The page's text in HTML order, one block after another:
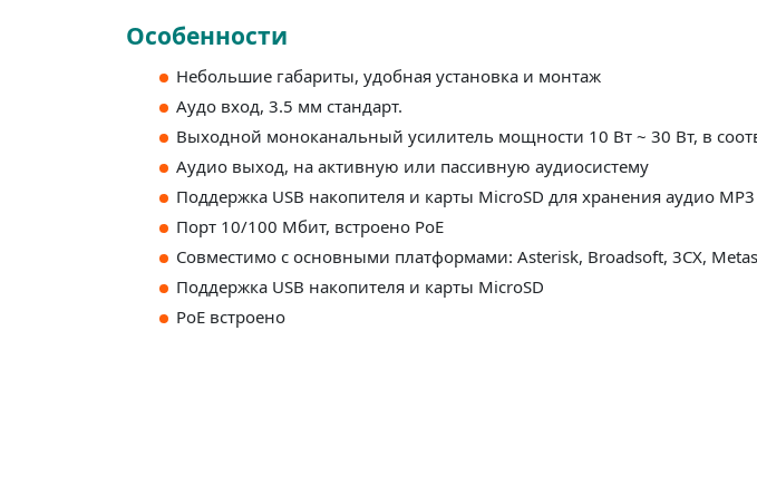
Особенности
Небольшие габариты, удобная установка и монтаж
Аудо вход, 3.5 мм стандарт.
Выходной моноканальный усилитель мощности 10 Вт ~ 30 Вт, в
Аудио выход, на активную или пассивную аудиосистему
Поддержка USB накопителя и карты MicroSD для хранения аудио
Порт 10/100 Мбит, встроено PoE
Совместимо с основными платформами: Asterisk, Broadsoft, 3CX,
Поддержка USB накопителя и карты MicroSD
PoE встроено